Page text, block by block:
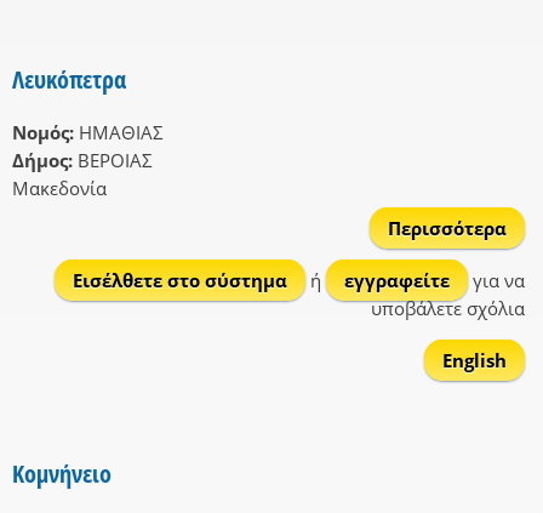
Λευκόπετρα
Νομός: ΗΜΑΘΙΑΣ
Δήμος: ΒΕΡΟΙΑΣ
Μακεδονία
Περισσότερα
Εισέλθετε στο σύστημα
ή εγγραφείτε
για να
υποβάλετε σχόλια
English
Κομνήνειο